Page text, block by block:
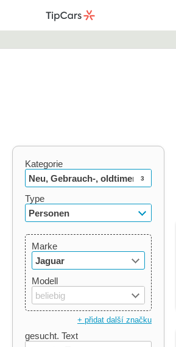
Kategorie
Neu, Gebrauch-, oldtimer
3
Type
Personen
Marke
Jaguar
Modell
beliebig
+ přidat další značku
gesucht. Text